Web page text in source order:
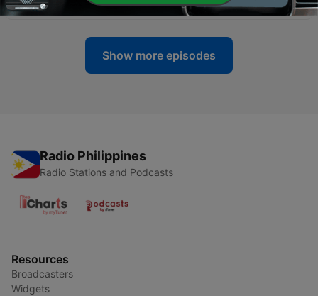
25 May 2026
Show more episodes
Radio Philippines
Radio Stations and Podcasts
Resources
Broadcasters
Widgets